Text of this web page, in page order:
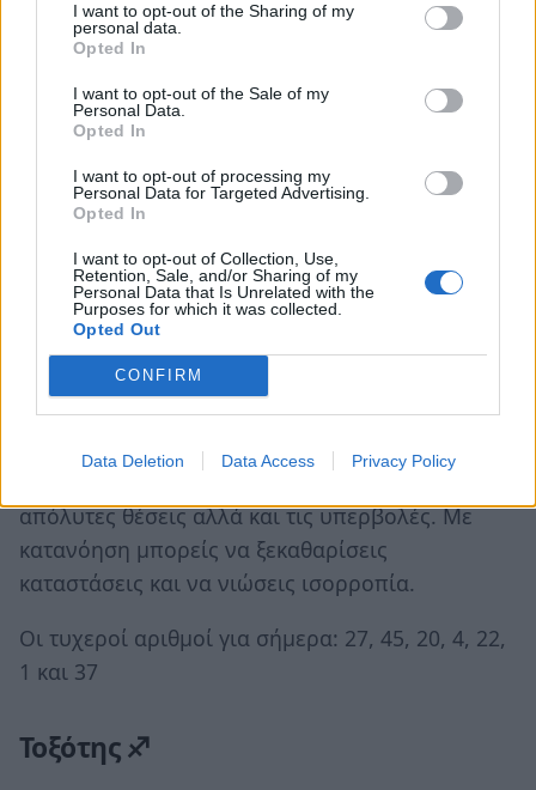
I want to opt-out of the Sharing of my
personal data.
Opted In
I want to opt-out of the Sale of my
Personal Data.
Opted In
I want to opt-out of processing my
Personal Data for Targeted Advertising.
Opted In
I want to opt-out of Collection, Use,
Retention, Sale, and/or Sharing of my
Personal Data that Is Unrelated with the
Purposes for which it was collected.
Opted Out
CONFIRM
Data Deletion Data Access Privacy Policy
Η Σελήνη στον Αιγόκερω από τον 3
αντίθεση με την Αφροδίτη στον 9
έντονη κινητικότητα σε σκέψεις, συζητήσεις και
επαφές. Μπορεί να προκύψουν ειδήσεις ή
διαφορετικές απόψεις που σε βάζουν σε
διαδικασία να επανεξετάσεις τις πεποιθήσεις
σου. Η ανάγκη να εκφραστείς θα είναι έντονη,
όμως χρειάζεται προσοχή στον τρόπο που
επικοινωνείς για να αποφύγεις τυχόν
παρεξηγήσεις. Παράλληλα, η διαφορά οπτικής
σε προσωπικές σχέσεις μπορεί να σε
προβληματίσει περισσότερο από όσο
περιμένεις. Η ημέρα σε ωθεί να δεις τα
απόλυτες θέσεις αλλά και τις υπερβολές. Με
κατανόηση μπορείς να ξεκαθαρίσεις
καταστάσεις και να νιώσεις ισορροπία.
Οι τυχεροί αριθμοί για σήμερα: 27, 45, 20, 4, 22,
1 και 37
Τοξότης ♐